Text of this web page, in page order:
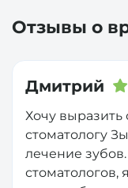
Отзывы о
Дмитрий
Хочу
стоматологу
лечение
стоматологов,